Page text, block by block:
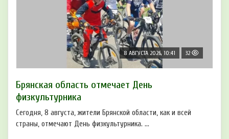
8 АВГУСТА 2026, 10:41 32
Брянская область отмечает День
физкультурника
Сегодня, 8 августа, жители Брянской области, как и всей
страны, отмечают День физкультурника. ...